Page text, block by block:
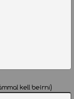
kell beírni)